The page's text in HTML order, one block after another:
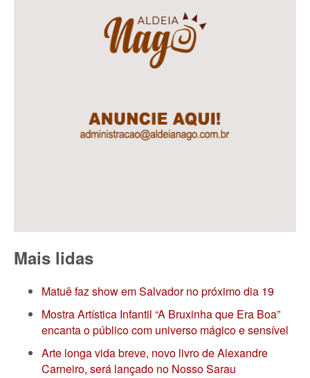
Mais lidas
Matuê faz show em Salvador no próximo dia 19
Mostra Artística Infantil “A Bruxinha que Era Boa”
encanta o público com universo mágico e sensível
Arte longa vida breve, novo livro de Alexandre
Carneiro, será lançado no Nosso Sarau